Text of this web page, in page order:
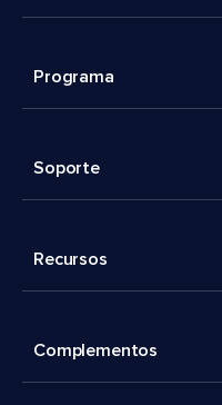
Programa
Soporte
Recursos
Complementos